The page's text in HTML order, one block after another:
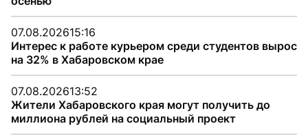
07.08.202615:16
Интерес к работе курьером среди студентов вырос
на 32% в Хабаровском крае
07.08.202613:52
Жители Хабаровского края могут получить до
миллиона рублей на социальный проект